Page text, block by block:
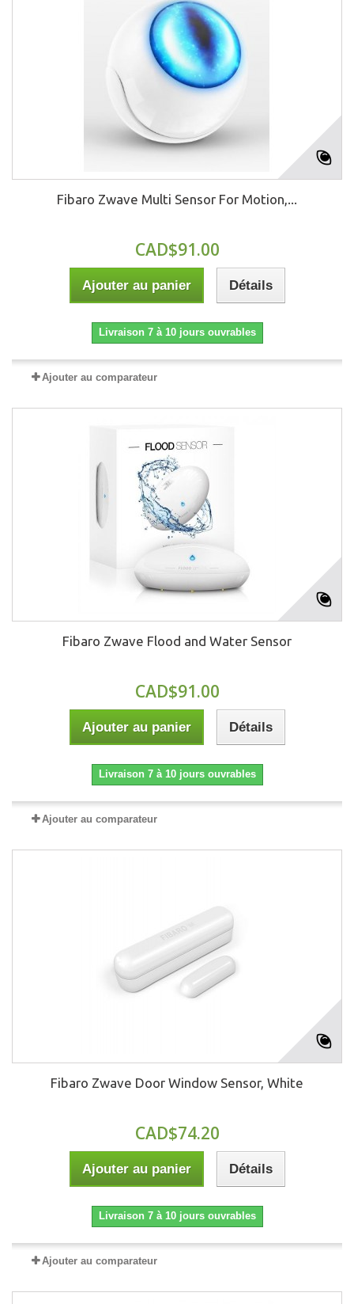
Fibaro Zwave Multi Sensor For Motion,...
CAD$91.00
Ajouter au panier Détails
Livraison 7 à 10 jours ouvrables
Ajouter au comparateur
Fibaro Zwave Flood and Water Sensor
CAD$91.00
Ajouter au panier Détails
Livraison 7 à 10 jours ouvrables
Ajouter au comparateur
Fibaro Zwave Door Window Sensor, White
CAD$74.20
Ajouter au panier Détails
Livraison 7 à 10 jours ouvrables
Ajouter au comparateur